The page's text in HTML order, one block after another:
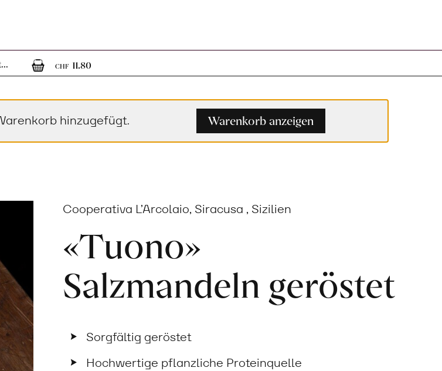
CHF 11.801 Artikel im Warenkorb
hinzugefügt. Warenkorb anzeigen
Cooperativa L’Arcolaio, Siracusa , Sizilien
«Tuono»
Salzmandeln geröstet
Sorgfältig geröstet
Hochwertige pflanzliche Proteinquelle